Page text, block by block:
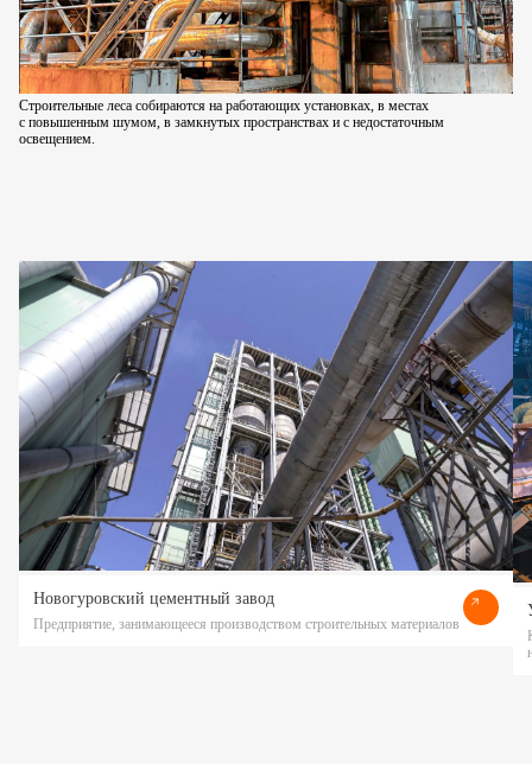
Строительные леса собираются на работающих установках, в местах
с повышенным шумом, в замкнутых пространствах и с недостаточным
освещением.
Новогуровский цементный завод
Предприятие, занимающееся производством строительных материалов